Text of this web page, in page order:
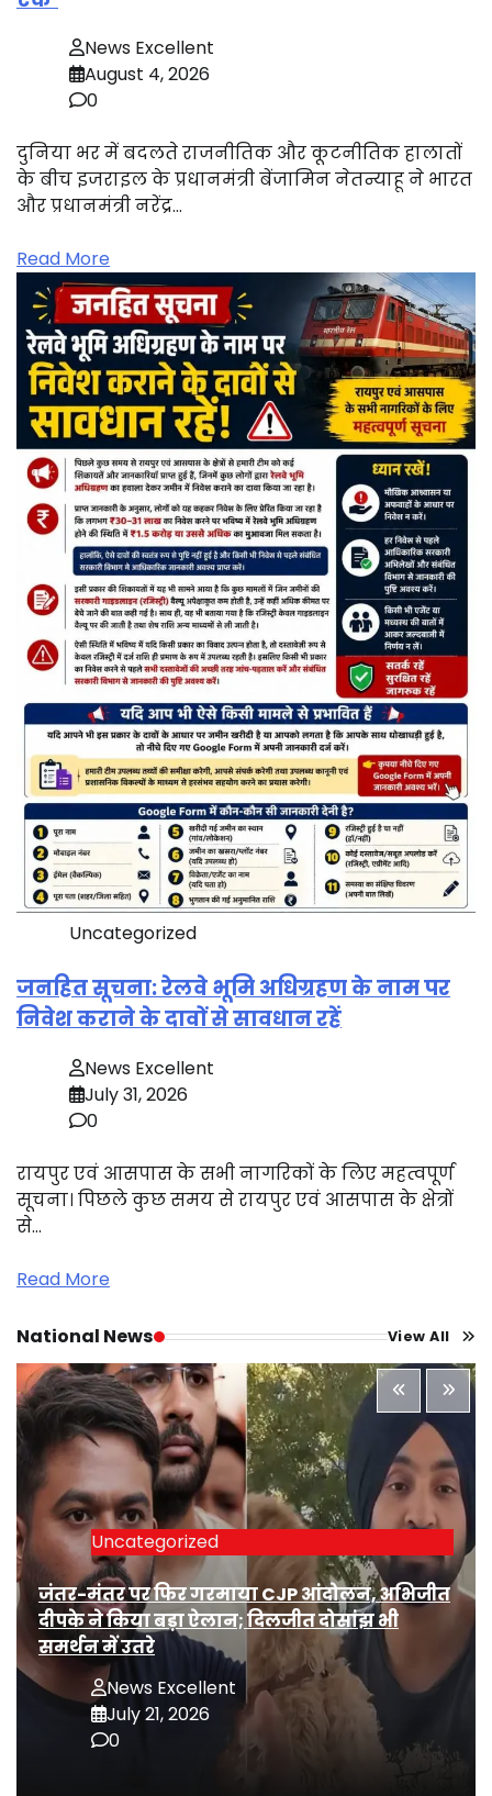
News Excellent
August 4, 2026
0
दुनिया भर में बदलते राजनीतिक और कूटनीतिक हालातों
के बीच इजराइल के प्रधानमंत्री बेंजामिन नेतन्याहू ने भारत
और प्रधानमंत्री नरेंद्र…
Read More
Uncategorized
जनहित सूचना: रेलवे भूमि अधिग्रहण के नाम पर
निवेश कराने के दावों से सावधान रहें
News Excellent
July 31, 2026
0
रायपुर एवं आसपास के सभी नागरिकों के लिए महत्वपूर्ण
सूचना। पिछले कुछ समय से रायपुर एवं आसपास के क्षेत्रों
से…
Read More
National News View All
Uncategorized
जंतर-मंतर पर फिर गरमाया CJP आंदोलन, अभिजीत
दीपके ने किया बड़ा ऐलान; दिलजीत दोसांझ भी
समर्थन में उतरे
News Excellent
July 21, 2026
0